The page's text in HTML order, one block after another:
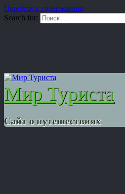
Перейти к содержанию
Search for:
Мир Туриста
Сайт о путешествиях